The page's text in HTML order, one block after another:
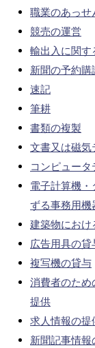
職業のあっせ
競売の運営
輸出入に関
新聞の予約
速記
筆耕
書類の複製
文書又は磁
コンピュー
電子計算機
ずる事務用機
建築物におけ
広告用具の貸
複写機の貸与
消費者のた
提供
求人情報の提
新聞記事情報